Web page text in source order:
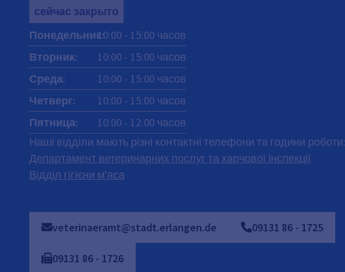
сейчас закрыто
Понедельник:
10:00 - 15:00 часов
Вторник: 10:00 - 15:00 часов
Среда: 10:00 - 15:00 часов
Четверг: 10:00 - 15:00 часов
Пятница: 10:00 - 12:00 часов
Наші відділи мають різні контактні телефони та години роботи:
Департамент ветеринарних послуг та харчової інспекції
Відділ гігієни м'яса
veterinaeramt@stadt.erlangen.de 09131 86 - 1725
09131 86 - 1726